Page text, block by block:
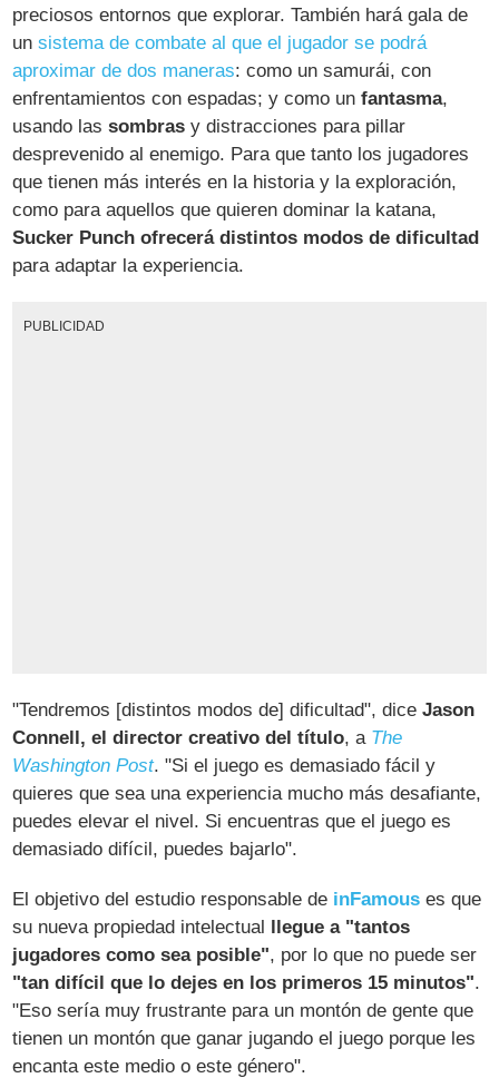
preciosos entornos que explorar. También hará gala de
unsistema de combate al que el jugador se podrá
aproximar de dos maneras: como un samurái, con
enfrentamientos con espadas; y como unfantasma,
usando lassombras y distracciones para pillar
desprevenido al enemigo. Para que tanto los jugadores
que tienen más interés en la historia y la exploración,
como para aquellos que quieren dominar la katana,
Sucker Punch ofrecerá distintos modos de dificultad
para adaptar la experiencia.
PUBLICIDAD
"Tendremos [distintos modos de] dificultad", diceJason
Connell, el director creativo del título, a The
Washington Post. "Si el juego es demasiado fácil y
quieres que sea una experiencia mucho más desafiante,
puedes elevar el nivel. Si encuentras que el juego es
demasiado difícil, puedes bajarlo".
El objetivo del estudio responsable de inFamous es que
su nueva propiedad intelectual llegue a "tantos
jugadores como sea posible", por lo que no puede ser
"tan difícil que lo dejes en los primeros 15 minutos".
"Eso sería muy frustrante para un montón de gente que
tienen un montón que ganar jugando el juego porque les
encanta este medio o este género".